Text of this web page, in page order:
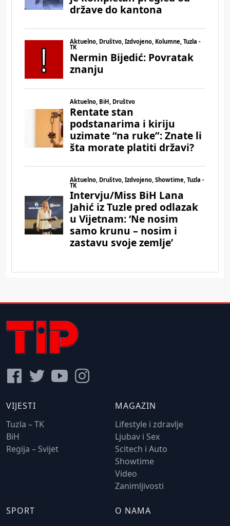
VIJESTI
Tuzla – TK
BiH
Regija – Svijet
MAGAZIN
Lifestyle i zdravlje
Ljubav i Sex
Scitech i Auto
Showtime
Video
Zanimljivosti
SPORT
O NAMA